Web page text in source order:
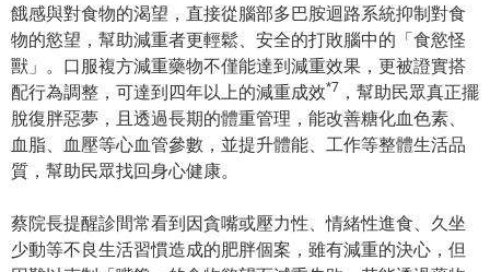
餓感與對食物的渴望，直接從腦部多巴胺迴路系統抑制對食
物的慾望，幫助減重者更輕鬆、安全的打敗腦中的「食慾怪
獸」。口服複方減重藥物不僅能達到減重效果，更被證實搭
配行為調整，可達到四年以上的減重成效*7 ，幫助民眾真正擺
脫復胖惡夢，且透過長期的體重管理，能改善糖化血色素、
血脂、血壓等心血管參數，並提升體能、工作等整體生活品
質，幫助民眾找回身心健康。
蔡院長提醒診間常看到因貪嘴或壓力性、情緒性進食、久坐
少動等不良生活習慣造成的肥胖個案，雖有減重的決心，但